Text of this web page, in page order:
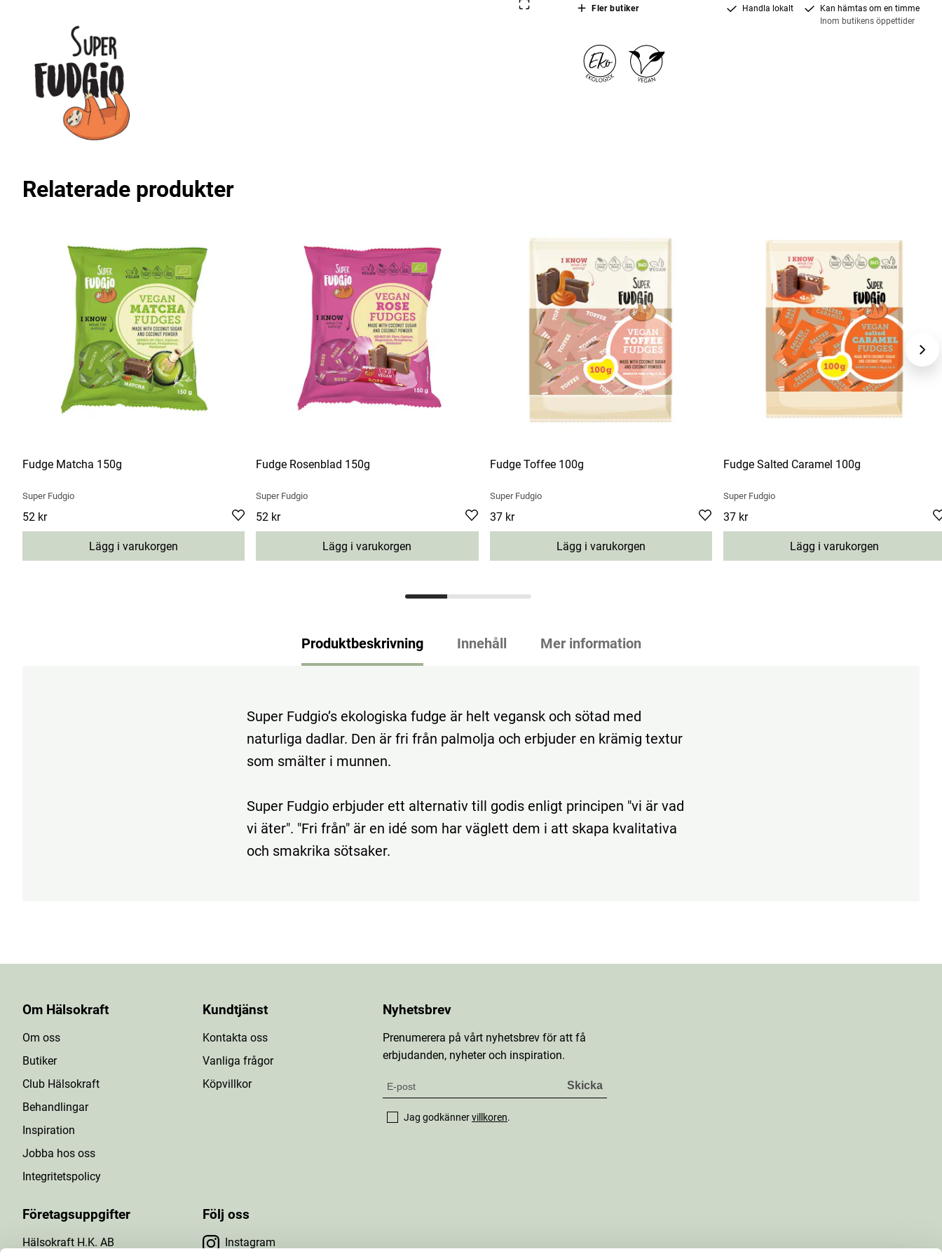
Fler butiker Handla lokalt
Kan hämtas om en timme
Inom butikens öppettider
Relaterade produkter
Fudge Matcha 150g
Super Fudgio
Pris:52 kr
52 kr
Lägg i varukorgen
Fudge Rosenblad 150g
Super Fudgio
Pris:52 kr
52 kr
Lägg i varukorgen
Fudge Toffee 100g
Super Fudgio
Pris:37 kr
37 kr
Lägg i varukorgen
Fudge Salted Caramel 100g
Super Fudgio
Pris:37 kr
37 kr
Lägg i varukorgen
Produktbeskrivning Innehåll Mer information
Super Fudgio’s ekologiska fudge är helt vegansk och sötad med
naturliga dadlar. Den är fri från palmolja och erbjuder en krämig textur
som smälter i munnen.
Super Fudgio erbjuder ett alternativ till godis enligt principen "vi är vad
vi äter". "Fri från" är en idé som har väglett dem i att skapa kvalitativa
och smakrika sötsaker.
Om Hälsokraft
Om oss
Butiker
Club Hälsokraft
Behandlingar
Inspiration
Jobba hos oss
Integritetspolicy
Kundtjänst
Kontakta oss
Vanliga frågor
Köpvillkor
Företagsuppgifter
Hälsokraft H.K. AB
Följ oss
Instagram
Nyhetsbrev
Prenumerera på vårt nyhetsbrev för att få
erbjudanden, nyheter och inspiration.
Jag godkännervillkoren.